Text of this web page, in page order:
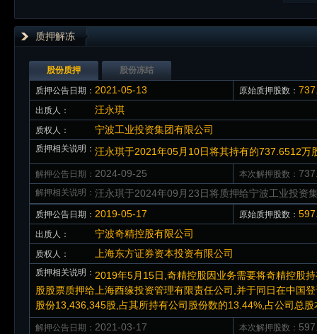
质押解冻
股份质押 股份冻结
质押公告日期： 2021-05-13 原始质押股数：
出质人： 汪永琪
质权人： 宁波工业投资集团有限公司
质押相关说明： 汪永琪于2021年05月10日将其持有的737.6512万
解押公告日期： 2024-09-25 本次解押股数：
解押相关说明： 汪永琪于2024年09月23日将质押给宁波工业投资
质押公告日期： 2019-05-17 原始质押股数：
出质人： 宁波奇精控股有限公司
质权人： 上海东方证券资本投资有限公司
质押相关说明： 2019年5月15日,奇精控股因业务需要将奇精控股
股股票质押给上海酉缘投资管理有限责任公司,并于同日在中国
股份13,436,345股,占其所持有公司股份数的13.44%,占公司总
解押公告日期： 2021-03-17 本次解押股数：